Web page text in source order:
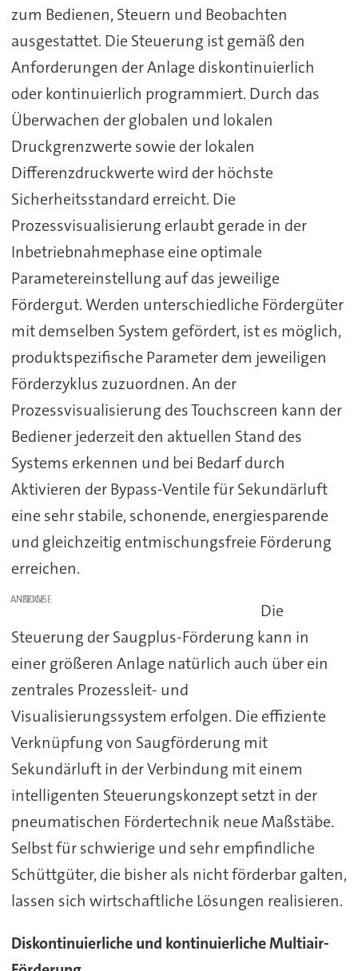
zum Bedienen, Steuern und Beobachten
ausgestattet. Die Steuerung ist gemäß den
Anforderungen der Anlage diskontinuierlich
oder kontinuierlich programmiert. Durch das
Überwachen der globalen und lokalen
Druckgrenzwerte sowie der lokalen
Differenzdruckwerte wird der höchste
Sicherheitsstandard erreicht. Die
Prozessvisualisierung erlaubt gerade in der
Inbetriebnahmephase eine optimale
Parametereinstellung auf das jeweilige
Fördergut. Werden unterschiedliche Fördergüter
mit demselben System gefördert, ist es möglich,
produktspezifische Parameter dem jeweiligen
Förderzyklus zuzuordnen. An der
Prozessvisualisierung des Touchscreen kann der
Bediener jederzeit den aktuellen Stand des
Systems erkennen und bei Bedarf durch
Aktivieren der Bypass-Ventile für Sekundärluft
eine sehr stabile, schonende, energiesparende
und gleichzeitig entmischungsfreie Förderung
erreichen.
ANZEIGE
Die
Steuerung der Saugplus-Förderung kann in
einer größeren Anlage natürlich auch über ein
zentrales Prozessleit- und
Visualisierungssystem erfolgen. Die effiziente
Verknüpfung von Saugförderung mit
Sekundärluft in der Verbindung mit einem
intelligenten Steuerungskonzept setzt in der
pneumatischen Fördertechnik neue Maßstäbe.
Selbst für schwierige und sehr empfindliche
Schüttgüter, die bisher als nicht förderbar galten,
lassen sich wirtschaftliche Lösungen realisieren.
Diskontinuierliche und kontinuierliche Multiair-